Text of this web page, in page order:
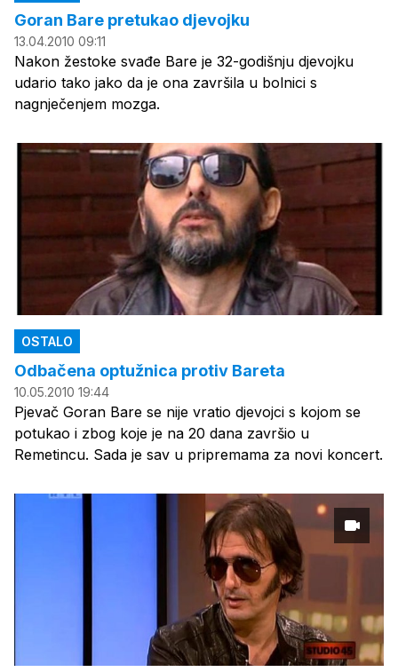
Goran Bare pretukao djevojku
13.04.2010 09:11
Nakon žestoke svađe Bare je 32-godišnju djevojku
udario tako jako da je ona završila u bolnici s
nagnječenjem mozga.
OSTALO
Odbačena optužnica protiv Bareta
10.05.2010 19:44
Pjevač Goran Bare se nije vratio djevojci s kojom se
potukao i zbog koje je na 20 dana završio u
Remetincu. Sada je sav u pripremama za novi koncert.